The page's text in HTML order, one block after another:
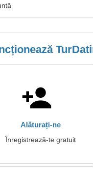
Alăturați-ne
Înregistrează-te gratuit